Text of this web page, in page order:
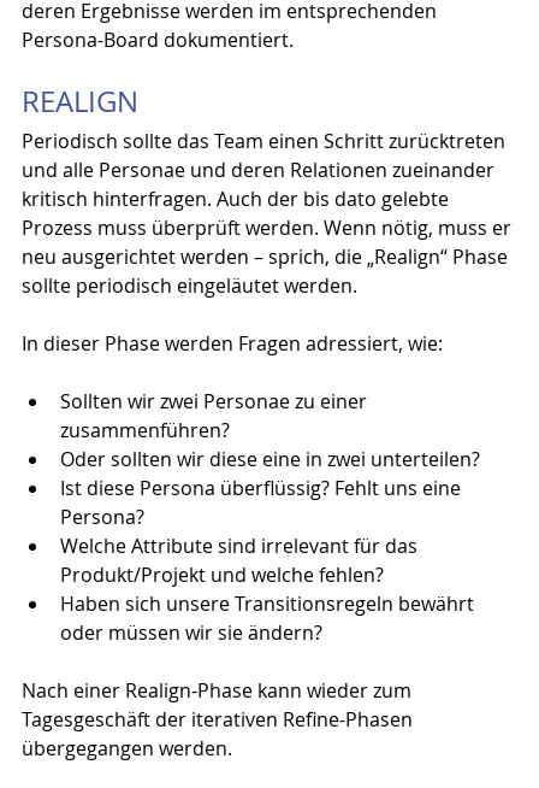
deren Ergebnisse werden im entsprechenden
Persona-Board dokumentiert.
REALIGN
Periodisch sollte das Team einen Schritt zurücktreten
und alle Personae und deren Relationen zueinander
kritisch hinterfragen. Auch der bis dato gelebte
Prozess muss überprüft werden. Wenn nötig, muss er
neu ausgerichtet werden – sprich, die „Realign“ Phase
sollte periodisch eingeläutet werden.
In dieser Phase werden Fragen adressiert, wie:
Sollten wir zwei Personae zu einer
zusammenführen?
Oder sollten wir diese eine in zwei unterteilen?
Ist diese Persona überflüssig? Fehlt uns eine
Persona?
Welche Attribute sind irrelevant für das
Produkt/Projekt und welche fehlen?
Haben sich unsere Transitionsregeln bewährt
oder müssen wir sie ändern?
Nach einer Realign-Phase kann wieder zum
Tagesgeschäft der iterativen Refine-Phasen
übergegangen werden.